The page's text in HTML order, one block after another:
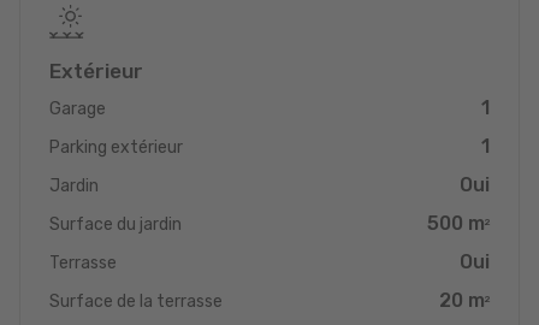
visite, nous restons à votre entière disposition.
Extérieur
Garage 1
Parking extérieur 1
Jardin Oui
Surface du jardin 500 m2
Terrasse Oui
Surface de la terrasse 20 m2